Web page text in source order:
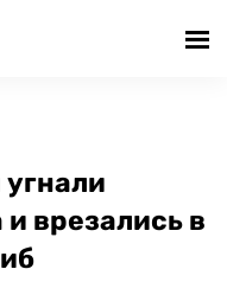
врезались в